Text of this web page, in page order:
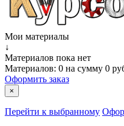
Мои материалы
↓
Материалов пока нет
Материалов: 0 на сумму 0
Оформить заказ
×
Перейти к выбранному